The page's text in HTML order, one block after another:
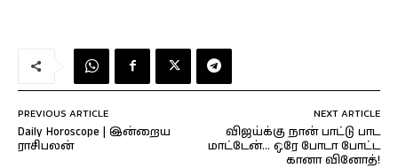
PREVIOUS ARTICLE
Daily Horoscope | இன்றைய
ராசிபலன்
NEXT ARTICLE
விஜய்க்கு நான் பாட்டு பாட
மாட்டேன்… ஒரே போடா போட்ட
கானா வினோத்!